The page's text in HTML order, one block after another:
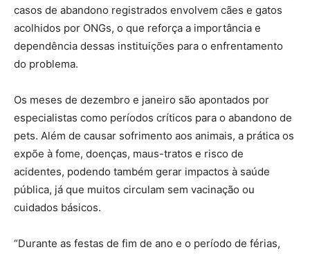
casos de abandono registrados envolvem cães e gatos
acolhidos por ONGs, o que reforça a importância e
dependência dessas instituições para o enfrentamento
do problema.
Os meses de dezembro e janeiro são apontados por
especialistas como períodos críticos para o abandono de
pets. Além de causar sofrimento aos animais, a prática os
expõe à fome, doenças, maus-tratos e risco de
acidentes, podendo também gerar impactos à saúde
pública, já que muitos circulam sem vacinação ou
cuidados básicos.
“Durante as festas de fim de ano e o período de férias,